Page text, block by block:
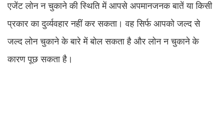
एजेंट लोन न चुकाने की स्थिति में आपसे अपमानजनक बातें या किसी
प्रकार का दुर्व्यवहार नहीं कर सकता। वह सिर्फ आपको जल्द से
जल्द लोन चुकाने के बारे में बोल सकता है और लोन न चुकाने के
कारण पूछ सकता है।